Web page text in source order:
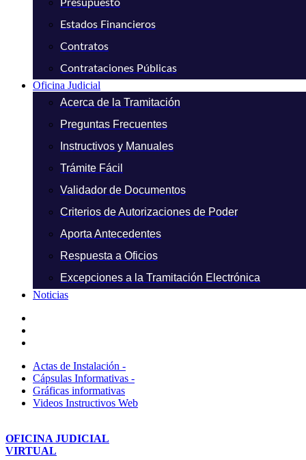
Presupuesto
Estados Financieros
Contratos
Contrataciones Públicas
Oficina Judicial
Acerca de la Tramitación
Preguntas Frecuentes
Instructivos y Manuales
Trámite Fácil
Validador de Documentos
Criterios de Autorizaciones de Poder
Aporta Antecedentes
Respuesta a Oficios
Excepciones a la Tramitación Electrónica
Noticias
Actas de Instalación -
Cápsulas Informativas -
Gráficas informativas
Videos Instructivos Web
OFICINA JUDICIAL
VIRTUAL